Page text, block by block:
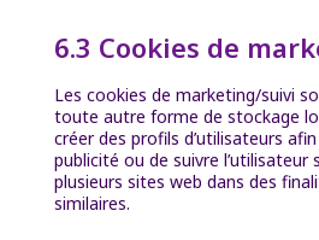
6.3 Cookies de
Les cookies de marketing/suivi
toute autre forme de stockage
créer des profils d’utilisateurs afin
publicité ou de suivre l’utilisateur
plusieurs sites web dans des
similaires.